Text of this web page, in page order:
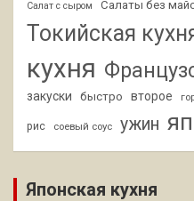
Салат с сыром Салаты без
Токийская
кухня
закуски
быстро второе
рис соевый соус ужин
Японская кухня